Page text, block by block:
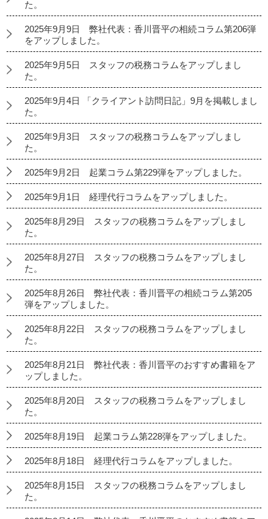
た。
2025年9月9日 弊社代表：香川晋平の相続コラム第206弾
をアップしました。
2025年9月5日 スタッフの税務コラムをアップしまし
た。
2025年9月4日 「クライアント訪問日記」9月を掲載しまし
た。
2025年9月3日 スタッフの税務コラムをアップしまし
た。
2025年9月2日 起業コラム第229弾をアップしました。
2025年9月1日 経理代行コラムをアップしました。
2025年8月29日 スタッフの税務コラムをアップしまし
た。
2025年8月27日 スタッフの税務コラムをアップしまし
た。
2025年8月26日 弊社代表：香川晋平の相続コラム第205
弾をアップしました。
2025年8月22日 スタッフの税務コラムをアップしまし
た。
2025年8月21日 弊社代表：香川晋平のおすすめ書籍をア
ップしました。
2025年8月20日 スタッフの税務コラムをアップしまし
た。
2025年8月19日 起業コラム第228弾をアップしました。
2025年8月18日 経理代行コラムをアップしました。
2025年8月15日 スタッフの税務コラムをアップしまし
た。